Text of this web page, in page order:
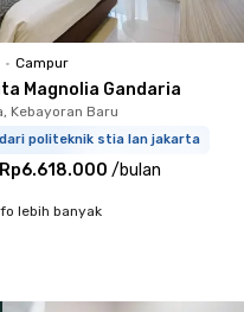
• Campur
Magnolia Gandaria
Kebayoran Baru
dari politeknik stia lan jakarta
Rp6.618.000 /bulan
lebih banyak